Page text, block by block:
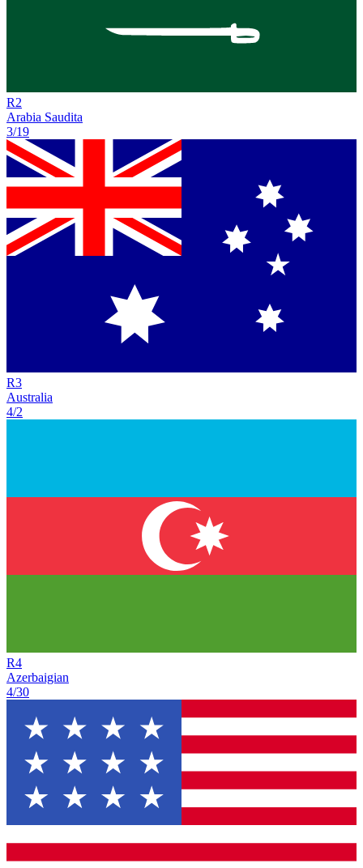
R2
Arabia Saudita
3/19
R3
Australia
4/2
R4
Azerbaigian
4/30